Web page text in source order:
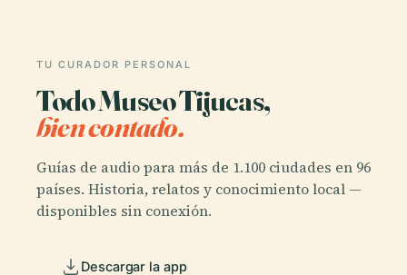
TU CURADOR PERSONAL
Todo Museo Tijucas,
bien contado.
Guías de audio para más de 1.100 ciudades en 96
países. Historia, relatos y conocimiento local —
disponibles sin conexión.
Descargar la app